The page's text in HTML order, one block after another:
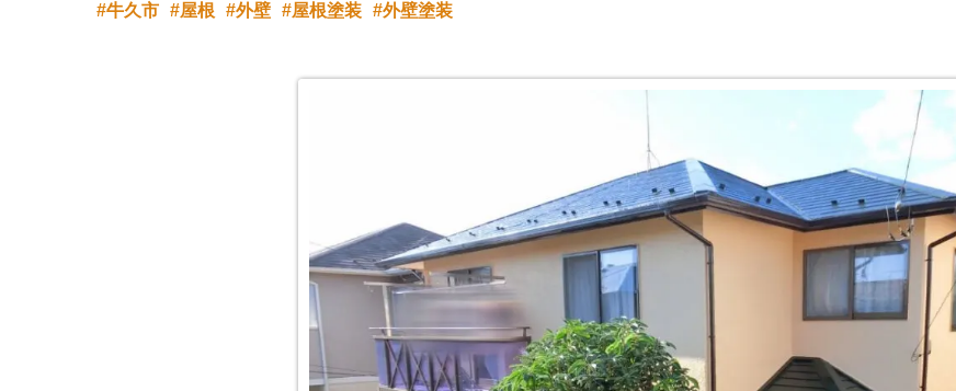
牛久市 屋根 外壁 屋根塗装 外壁塗装